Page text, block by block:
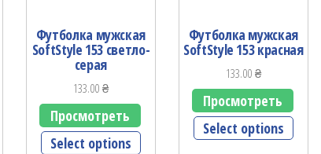
Футболка мужская
SoftStyle 153 светло-
серая
133.00₴
Просмотреть
Select options
Футболка мужская
SoftStyle 153 красная
133.00₴
Просмотреть
Select options